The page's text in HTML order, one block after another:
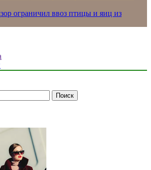
ограничил ввоз птицы и яиц из